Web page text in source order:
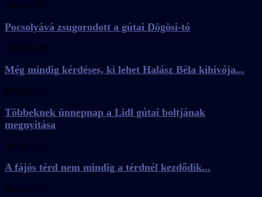
2026.07.30.
Pocsolyává zsugorodott a gútai Dögösi-tó
2026.07.28.
Még mindig kérdéses, ki lehet Halász Béla kihívója...
2026.07.27.
Többeknek ünnepnap a Lidl gútai boltjának
megnyitása
2026.07.23.
A fájós térd nem mindig a térdnél kezdődik...
2026.07.17.